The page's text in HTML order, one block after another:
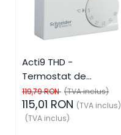
Acti9 THD -
Termostat de
ambient, SCH-15870,
Schneider Electric -
Schneider
119,79 RON (TVA inclus)
115,01 RON (TVA inclus)
(TVA inclus)